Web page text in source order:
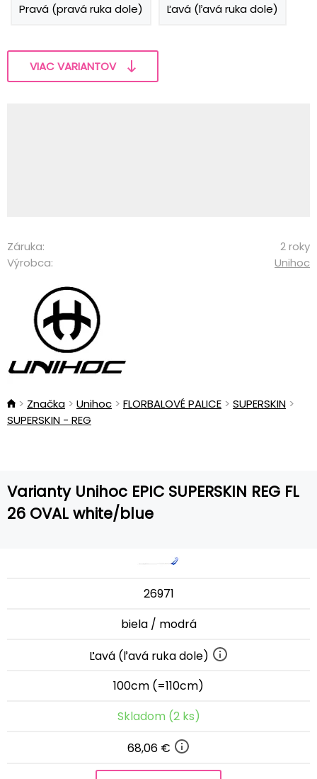
Pravá (pravá ruka dole)
Ľavá (ľavá ruka dole)
VIAC VARIANTOV
Záruka:
2 roky
Výrobca:
Unihoc
Značka Unihoc FLORBALOVÉ PALICE
SUPERSKIN
SUPERSKIN - REG
Varianty Unihoc EPIC SUPERSKIN REG FL
26 OVAL white/blue
26971
biela / modrá
Ľavá (ľavá ruka dole)
100cm (=110cm)
Skladom (2 ks)
68,06 €